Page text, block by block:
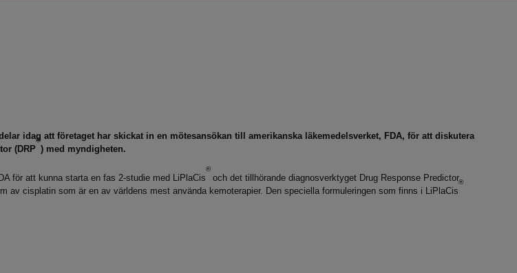
idag att företaget har skickat in en mötesansökan till amerikanska läkemedelsverket, FDA, för att diskutera
(DRP
®
) med myndigheten.
för att kunna starta en fas 2-studie med LiPlaCis
®
och det tillhörande diagnosverktyget Drug Response Predictor
av cisplatin som är en av världens mest använda kemoterapier. Den speciella formuleringen som finns i LiPlaCis
®